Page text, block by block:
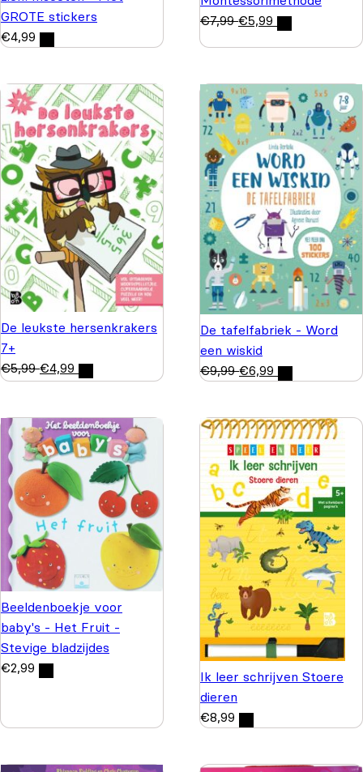
GROTE stickers
€4,99
€7,99 €5,99
De leukste hersenkrakers
7+
€5,99 €4,99
De tafelfabriek - Word
een wiskid
€9,99 €6,99
Beeldenboekje voor
baby's - Het Fruit -
Stevige bladzijdes
€2,99
Ik leer schrijven Stoere
dieren
€8,99